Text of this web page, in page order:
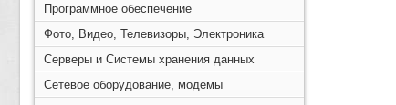
Программное обеспечение
Фото, Видео, Телевизоры, Электроника
Серверы и Системы хранения данных
Сетевое оборудование, модемы